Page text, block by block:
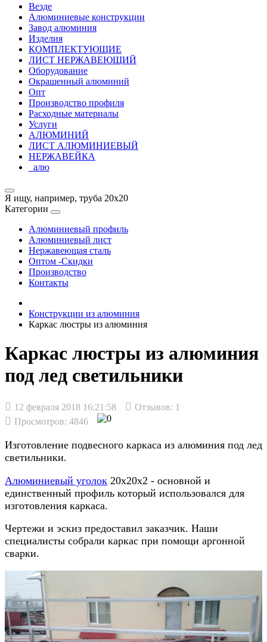
Везде
Алюминиевые конструкции
Завод алюминия
Изделия
КОМПЛЕКТУЮЩИЕ
ЛИСТ НЕРЖАВЕЮЩИЙ
Оборудование
Окрашенный алюминий
Опт
Производство профиля
Расходные материалы
Услуги
АЛЮМИНИЙ
ЛИСТ АЛЮМИНИЕВЫЙ
НЕРЖАВЕЙКА
_алю
Я ищу, например, труба 20х20
Категории
Алюминиевый профиль
Алюминиевый лист
Нержавеющая сталь
Оптом -Скидки
Производство
Контакты
Конструкции из алюминия
Каркас люстры из алюминия
Каркас люстры из алюминия
под лед светильники
12 февраля 2018 16:21:58 Отзывов: 1
Просмотров: 4846
Изготовление подвесного каркаса из алюминия под лед
светильники.
Алюминиевый уголок 20х20х2 - основной и
единственный профиль который использовался для
изготовления каркаса.
Чертежи и эскиз предоставил заказчик. Наши
специалисты собрали каркас при помощи аргонной
сварки.